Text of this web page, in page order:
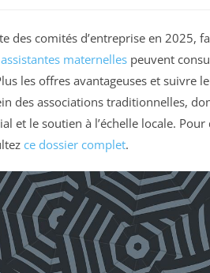
des comités d’entreprise en 2025,
assistantes maternelles peuvent
les offres avantageuses et suivre
des associations traditionnelles,
et le soutien à l’échelle locale.
ce dossier complet.